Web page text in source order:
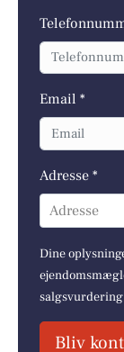
Email *
Adresse *
Adresse
Dine
Bliv